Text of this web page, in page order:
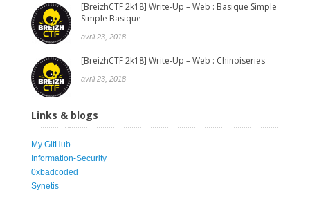
[BreizhCTF 2k18] Write-Up – Web : Basique Simple
Simple Basique
avril 23, 2018
[BreizhCTF 2k18] Write-Up – Web : Chinoiseries
avril 23, 2018
Links & blogs
My GitHub
Information-Security
0xbadcoded
Synetis